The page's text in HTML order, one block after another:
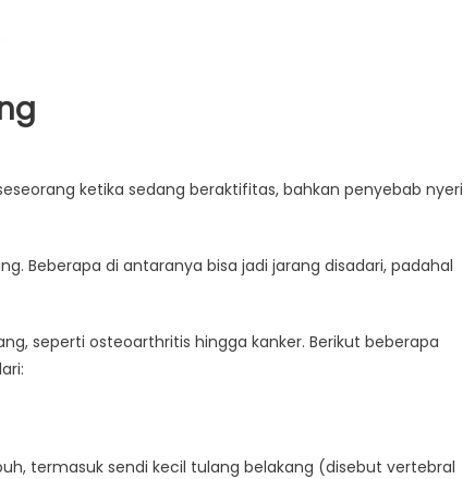
ketika sedang beraktifitas, bahkan penyebab nyeri
Beberapa di antaranya bisa jadi jarang disadari, padahal
seperti osteoarthritis hingga kanker. Berikut beberapa
termasuk sendi kecil tulang belakang (disebut vertebral